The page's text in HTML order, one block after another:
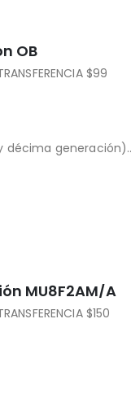
OB
$99
décima generación)
MU8F2AM/A
$150